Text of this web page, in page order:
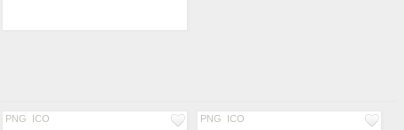
PNG ICO PNG ICO